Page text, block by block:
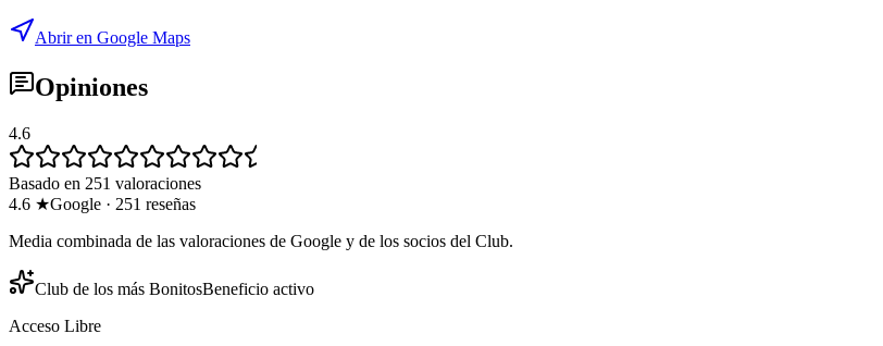
Abrir en Google Maps
Opiniones
4.6
Basado en 251 valoraciones
4.6 ★Google · 251 reseñas
Media combinada de las valoraciones de Google y de los socios del Club.
Club de los más BonitosBeneficio activo
Acceso Libre